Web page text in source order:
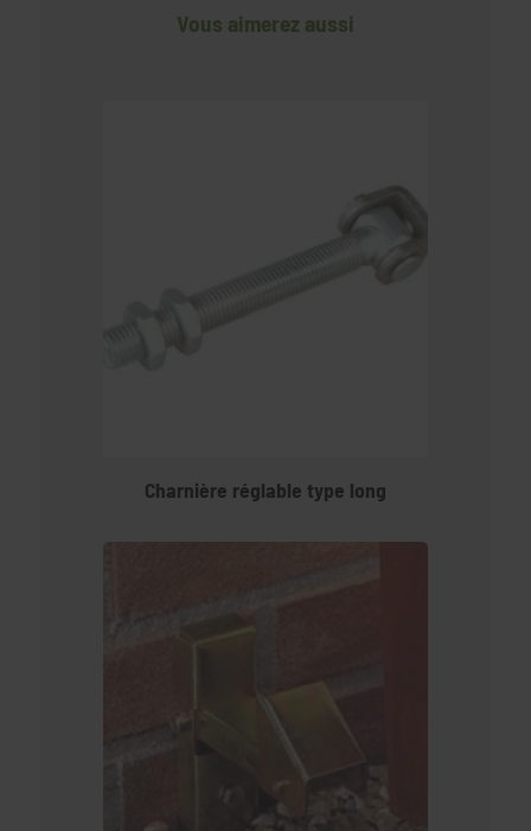
Vous aimerez aussi
Charnière réglable type long